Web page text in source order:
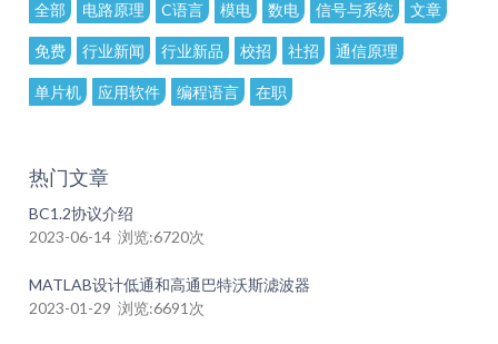
全部 电路原理 C语言 模电 数电 信号与系统 文章
免费 行业新闻 行业新品 校招 社招 通信原理
单片机 应用软件 编程语言 在职
热门文章
BC1.2协议介绍
2023-06-14 浏览:6720次
MATLAB设计低通和高通巴特沃斯滤波器
2023-01-29 浏览:6691次